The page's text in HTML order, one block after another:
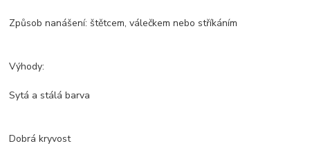
Způsob nanášení: štětcem, válečkem nebo stříkáním
Výhody:
Sytá a stálá barva
Dobrá kryvost